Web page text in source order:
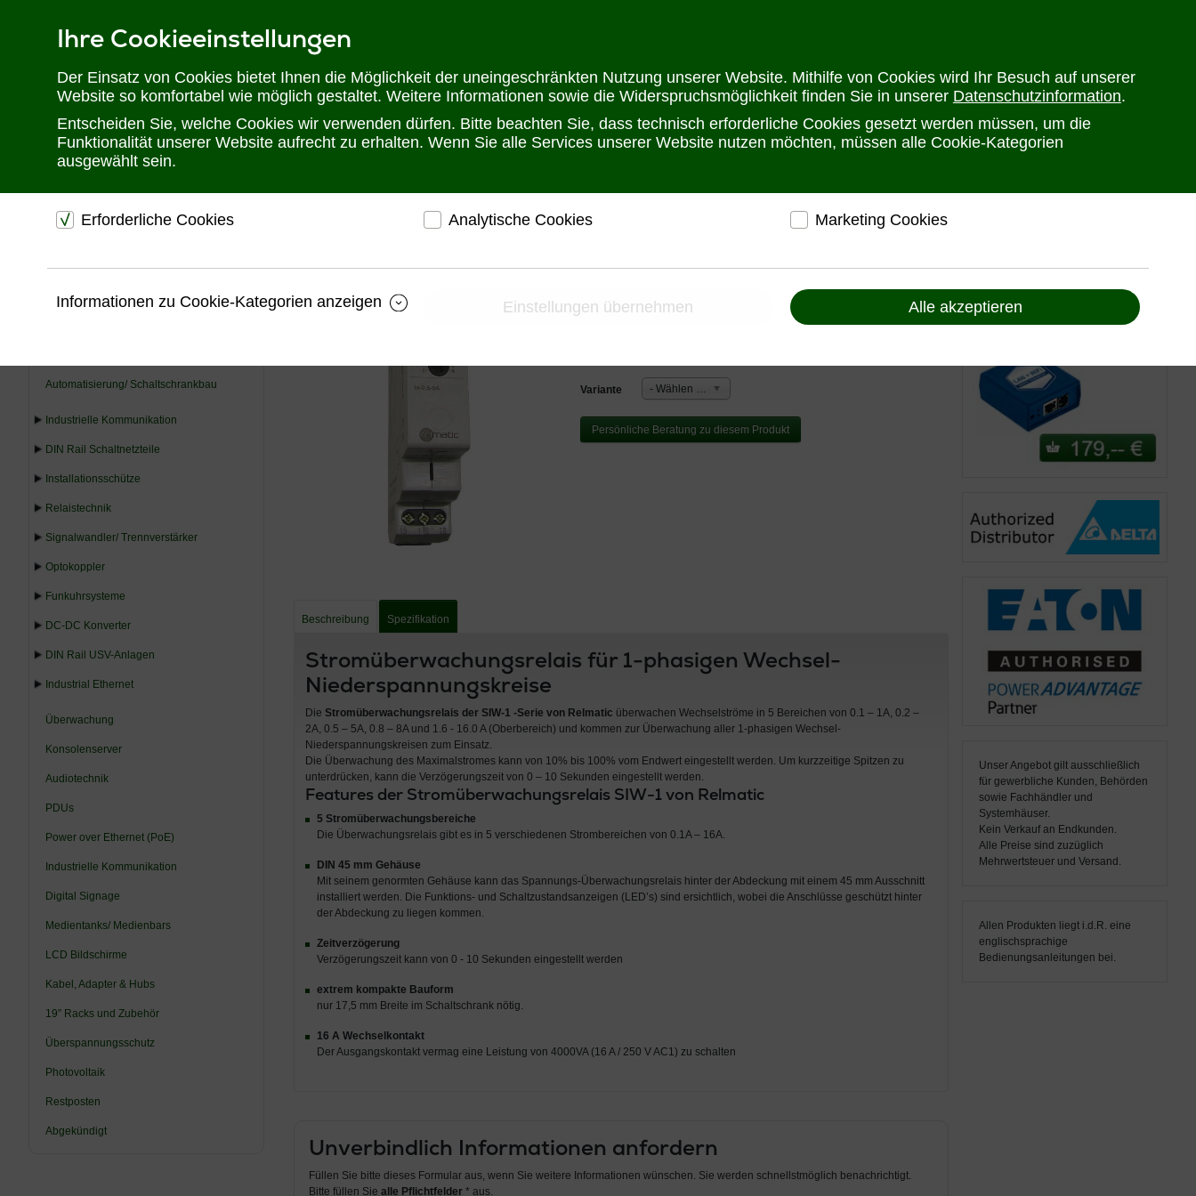
Ihre Cookieeinstellungen
Der Einsatz von Cookies bietet Ihnen die Möglichkeit der uneingeschränkten Nutzung unserer Website. Mithilfe von Cookies wird Ihr Besuch auf unserer
Website so komfortabel wie möglich gestaltet. Weitere Informationen sowie die Widerspruchsmöglichkeit finden Sie in unserer Datenschutzinformation.
Entscheiden Sie, welche Cookies wir verwenden dürfen. Bitte beachten Sie, dass technisch erforderliche Cookies gesetzt werden müssen, um die
Funktionalität unserer Website aufrecht zu erhalten. Wenn Sie alle Services unserer Website nutzen möchten, müssen alle Cookie-Kategorien
ausgewählt sein.
Erforderliche Cookies
Website.
Analytische Cookies
Besucherverhalten kennenzulernen und die Website
Ermöglichen eine Verbesserung des
Marketing Cookies
individuelle Angebote und Services anbieten zu
können
Liefern Anzeigen, die zu Ihren Interessen passen
bestmöglichen Service anbieten zu können
Informationen zu Cookie-Kategorien anzeigen Einstellungen übernehmen Alle akzeptieren
Telefon: 02302 28 28 30
PRODUKTE HERSTELLER ANSPRECHPARTNER
USV
Automatisierung/ Schaltschrankbau
Industrielle Kommunikation
DIN Rail Schaltnetzteile
Installationsschütze
Relaistechnik
Signalwandler/ Trennverstärker
Optokoppler
Funkuhrsysteme
DC-DC Konverter
DIN Rail USV-Anlagen
Industrial Ethernet
Überwachung
Konsolenserver
Audiotechnik
PDUs
Power over Ethernet (PoE)
Industrielle Kommunikation
Digital Signage
Medientanks/ Medienbars
LCD Bildschirme
Kabel, Adapter & Hubs
19” Racks und Zubehör
Überspannungsschutz
Photovoltaik
Restposten
Abgekündigt
Stromüberwachungsrelais: SIW-
1 von Relmatic
Variante
Persönliche Beratung zu diesem Produkt
Beschreibung Spezifikation
Stromüberwachungsrelais für 1-phasigen Wechsel-
Niederspannungskreise
DieStromüberwachungsrelais der SIW-1 -Serie von Relmatic überwachen Wechselströme in 5 Bereichen von 0.1 – 1A, 0.2 –
2A, 0.5 – 5A, 0.8 – 8A und 1.6 - 16.0 A (Oberbereich) und kommen zur Überwachung aller 1-phasigen Wechsel-
Niederspannungskreisen zum Einsatz.
Die Überwachung des Maximalstromes kann von 10% bis 100% vom Endwert eingestellt werden. Um kurzzeitige Spitzen zu
unterdrücken, kann die Verzögerungszeit von 0 – 10 Sekunden eingestellt werden.
Features der Stromüberwachungsrelais SIW-1 von Relmatic
5 Stromüberwachungsbereiche
Die Überwachungsrelais gibt es in 5 verschiedenen Strombereichen von 0.1A – 16A.
DIN 45 mm Gehäuse
Mit seinem genormten Gehäuse kann das Spannungs-Überwachungsrelais hinter der Abdeckung mit einem 45 mm Ausschnitt
installiert werden. Die Funktions- und Schaltzustandsanzeigen (LED’s) sind ersichtlich, wobei die Anschlüsse geschützt hinter
der Abdeckung zu liegen kommen.
Zeitverzögerung
Verzögerungszeit kann von 0 - 10 Sekunden eingestellt werden
extrem kompakte Bauform
nur 17,5 mm Breite im Schaltschrank nötig.
16 A Wechselkontakt
Der Ausgangskontakt vermag eine Leistung von 4000VA (16 A / 250 V AC1) zu schalten
Unverbindlich Informationen anfordern
Füllen Sie bitte dieses Formular aus, wenn Sie weitere Informationen wünschen. Sie werden schnellstmöglich benachrichtigt.
Bitte füllen Sie alle Pflichtfelder* aus.
Unser Angebot gilt ausschließlich
für gewerbliche Kunden, Behörden
sowie Fachhändler und
Systemhäuser.
Kein Verkauf an Endkunden.
Alle Preise sind zuzüglich
Mehrwertsteuer und Versand.
Allen Produkten liegt i.d.R. eine
englischsprachige
Bedienungsanleitungen bei.